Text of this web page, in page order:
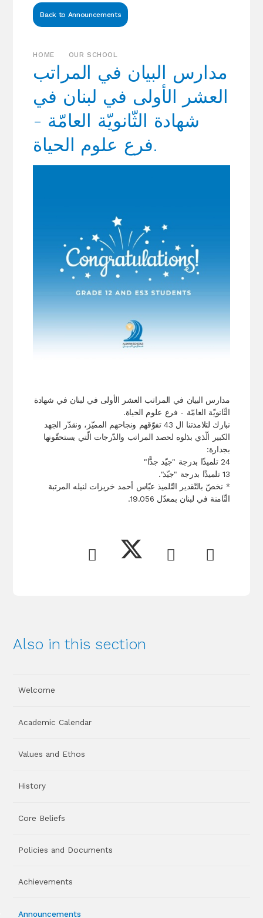
Back to Announcements
HOME OUR SCHOOL
مدارس البيان في المراتب
العشر الأولى في لبنان في
شهادة الثّانويّة العامّة -
فرع علوم الحياة.
مدارس البيان في المراتب العشر الأولى في لبنان في شهادة
الثّانويّة العامّة - فرع علوم الحياة.
نبارك لتلامذتنا ال 43 تفوّقهم ونجاحهم المميّز، ونقدّر الجهد
الكبير الّذي بذلوه لحصد المراتب والدّرجات الّتي يستحقّونها
بجدارة:
24 تلميذًا بدرجة "جيّد جدًّا"
13 تلميذًا بدرجة "جيّد".
* نخصّ بالتّقدير التّلميذ عبّاس أحمد خريزات لنيله المرتبة
الثّامنة في لبنان بمعدّل 19.056.
Also in this section
Welcome
Academic Calendar
Values and Ethos
History
Core Beliefs
Policies and Documents
Achievements
Announcements